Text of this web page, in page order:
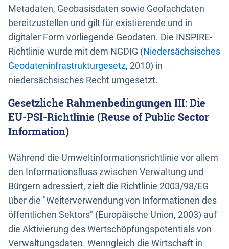
Metadaten, Geobasisdaten sowie Geofachdaten
bereitzustellen und gilt für existierende und in
digitaler Form vorliegende Geodaten. Die INSPIRE-
Richtlinie wurde mit dem NGDIG (Niedersächsisches
Geodateninfrastrukturgesetz, 2010) in
niedersächsisches Recht umgesetzt.
Gesetzliche Rahmenbedingungen III: Die
EU-PSI-Richtlinie (Reuse of Public Sector
Information)
Während die Umweltinformationsrichtlinie vor allem
den Informationsfluss zwischen Verwaltung und
Bürgern adressiert, zielt die Richtlinie 2003/98/EG
über die "Weiterverwendung von Informationen des
öffentlichen Sektors" (Europäische Union, 2003) auf
die Aktivierung des Wertschöpfungspotentials von
Verwaltungsdaten. Wenngleich die Wirtschaft in